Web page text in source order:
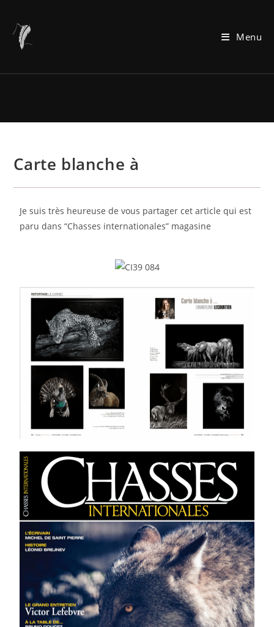
Menu
Carte blanche à
Je suis très heureuse de vous partager cet article qui est
paru dans “Chasses internationales” magasine